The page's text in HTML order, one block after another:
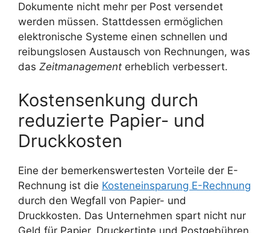
Dokumente nicht mehr per Post versendet
werden müssen. Stattdessen ermöglichen
elektronische Systeme einen schnellen und
reibungslosen Austausch von Rechnungen, was
das Zeitmanagement erheblich verbessert.
Kostensenkung durch
reduzierte Papier- und
Druckkosten
Eine der bemerkenswertesten Vorteile der E-
Rechnung ist die Kosteneinsparung E-Rechnung
durch den Wegfall von Papier- und
Druckkosten. Das Unternehmen spart nicht nur
Geld für Papier, Druckertinte und Postgebühren,